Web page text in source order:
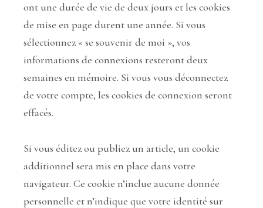
ont une durée de vie de deux jours et les cookies
de mise en page durent une année. Si vous
sélectionnez « se souvenir de moi », vos
informations de connexions resteront deux
semaines en mémoire. Si vous vous déconnectez
de votre compte, les cookies de connexion seront
effacés.
Si vous éditez ou publiez un article, un cookie
additionnel sera mis en place dans votre
navigateur. Ce cookie n’inclue aucune donnée
personnelle et n’indique que votre identité sur